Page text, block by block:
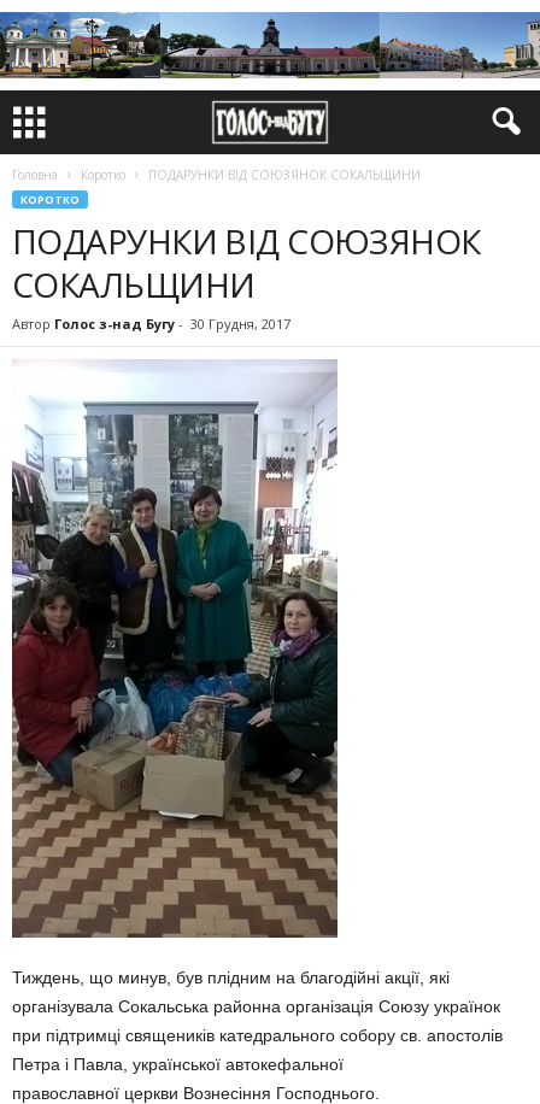
Головна Коротко ПОДАРУНКИ ВІД СОЮЗЯНОК СОКАЛЬЩИНИ
КОРОТКО
ПОДАРУНКИ ВІД СОЮЗЯНОК
СОКАЛЬЩИНИ
Автор Голос з-над Бугу - 30 Грудня, 2017
Тиждень, що минув, був плідним на благодійні акції, які
організувала Сокальська районна організація Союзу українок
при підтримці священиків катедрального собору св. апостолів
Петра і Павла, української автокефальної
православної церкви Вознесіння Господнього.